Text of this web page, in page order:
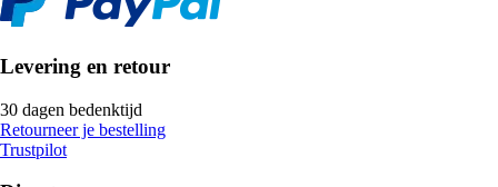
Levering en retour
30 dagen bedenktijd
Retourneer je bestelling
Trustpilot